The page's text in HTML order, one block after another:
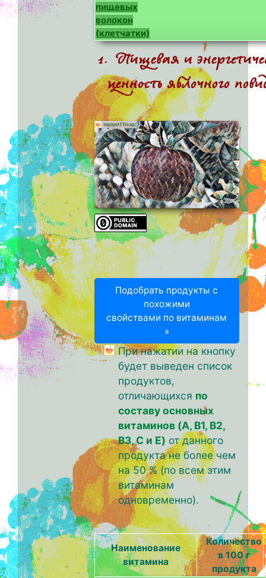
1. Пищевая и
ценность яблочного
пищевых
волокон
(клетчатки)
Подобрать продукты с
похожими
свойствами по витаминам
»
При нажатии на кнопку
будет выведен список
продуктов,
отличающихся по
составу основных
витаминов (A, B1, B2,
B3, C и E) от данного
продукта не более чем
на 50 % (по всем этим
витаминам
одновременно).
Наименование
витамина
Количество
в 100 г
продукта